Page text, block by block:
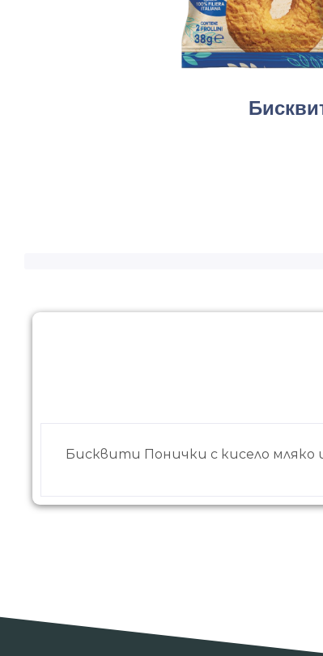
Бисквити Понички с кисело мляко